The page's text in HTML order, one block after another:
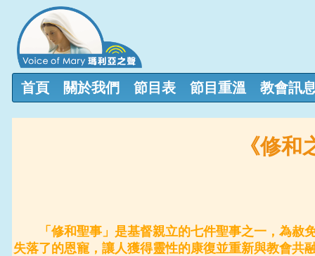
首頁 關於我們 節目表 節目重溫 教會訊
《修
「修和聖事」是基督親立的七件聖事之一，為赦
失落了的恩寵，讓人獲得靈性的康復並重新與教會共